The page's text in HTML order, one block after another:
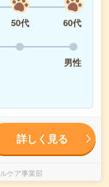
50代
60代
男性
詳しく見る
ケア事業部